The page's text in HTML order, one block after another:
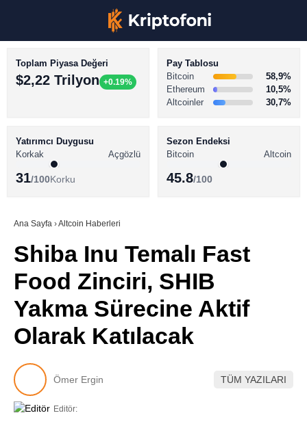
Youtube
TikTok
BİTCOİN HABERLERİ
ALTCOİN HABERLERİ
SÖZLÜK
Toplam Piyasa Değeri
$2,22 Trilyon +0.19%
Pay Tablosu
Bitcoin
58,9%
Ethereum
10,5%
Altcoinler
30,7%
Yatırımcı Duygusu
Korkak
Açgözlü
31/100Korku
Sezon Endeksi
Bitcoin
Altcoin
45.8/100
Ana Sayfa ›Altcoin Haberleri
Shiba Inu Temalı Fast
Food Zinciri, SHIB
Yakma Sürecine Aktif
Olarak Katılacak
Ömer Ergin TÜM YAZILARI
Editör: